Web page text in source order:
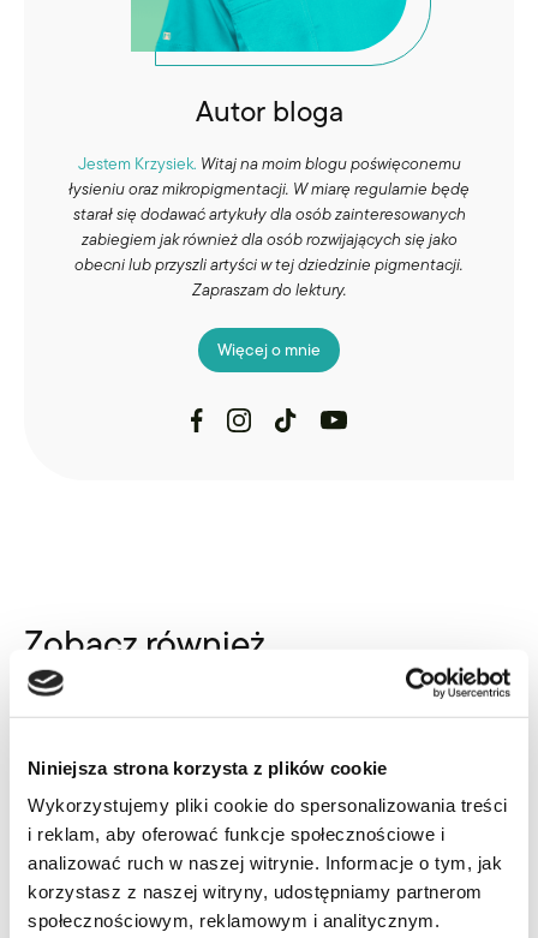
Niniejsza strona korzysta z plików cookie
Wykorzystujemy pliki cookie do spersonalizowania treści
i reklam, aby oferować funkcje społecznościowe i
analizować ruch w naszej witrynie. Informacje o tym, jak
korzystasz z naszej witryny, udostępniamy partnerom
społecznościowym, reklamowym i analitycznym.
Autor bloga
Jestem Krzysiek. Witaj na moim blogu poświęconemu
łysieniu oraz mikropigmentacji. W miarę regularnie będę
starał się dodawać artykuły dla osób zainteresowanych
zabiegiem jak również dla osób rozwijających się jako
obecni lub przyszli artyści w tej dziedzinie pigmentacji.
Zapraszam do lektury.
Więcej o mnie
Zobacz również
METAMORFOZA